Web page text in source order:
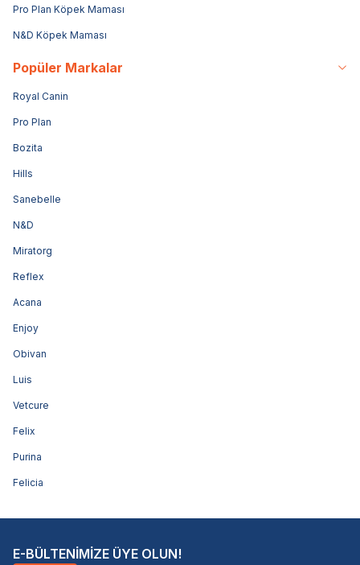
Pro Plan Köpek Maması
N&D Köpek Maması
Popüler Markalar
Royal Canin
Pro Plan
Bozita
Hills
Sanebelle
N&D
Miratorg
Reflex
Acana
Enjoy
Obivan
Luis
Vetcure
Felix
Purina
Felicia
E-BÜLTENİMİZE ÜYE OLUN!